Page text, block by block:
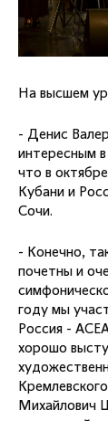
На высшем
- Денис
интересным
что в
Кубани и
Сочи.
- Конечно,
почетны и
году мы
Россия -
хорошо
Михайлович